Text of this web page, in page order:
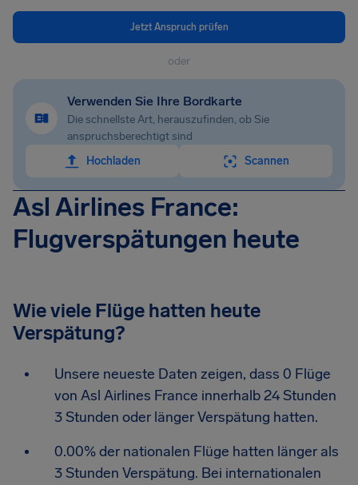
Jetzt Anspruch prüfen
oder
Verwenden Sie Ihre Bordkarte
Die schnellste Art, herauszufinden, ob Sie
anspruchsberechtigt sind
Hochladen
Scannen
Asl Airlines France:
Flugverspätungen heute
Wie viele Flüge hatten heute
Verspätung?
Unsere neueste Daten zeigen, dass 0 Flüge
von Asl Airlines France innerhalb 24 Stunden
3 Stunden oder länger Verspätung hatten.
0.00% der nationalen Flüge hatten länger als
3 Stunden Verspätung. Bei internationalen